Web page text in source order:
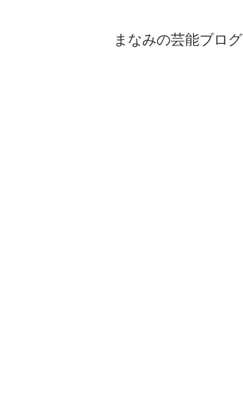
まなみの芸能ブログ